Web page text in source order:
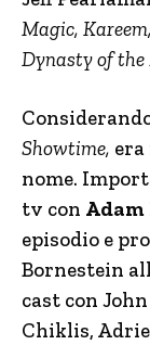
Magic,
Dynasty of the
Showtime,
nome.
tv con Adam
episodio e
Bornestein
cast con
Chiklis,